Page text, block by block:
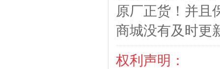
原厂正货！并且
商城没有及时更
权利声明：